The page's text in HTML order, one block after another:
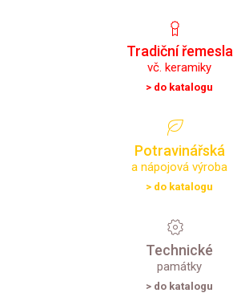
Tradiční řemesla
vč. keramiky
> do katalogu
Potravinářská
a nápojová výroba
> do katalogu
Technické
památky
> do katalogu